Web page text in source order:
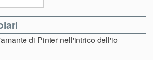
di Pinter nell'intrico dell'io